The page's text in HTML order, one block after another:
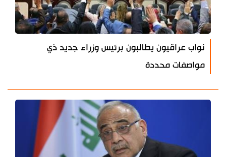
نواب عراقيون يطالبون برئيس وزراء جديد ذي
مواصفات محددة